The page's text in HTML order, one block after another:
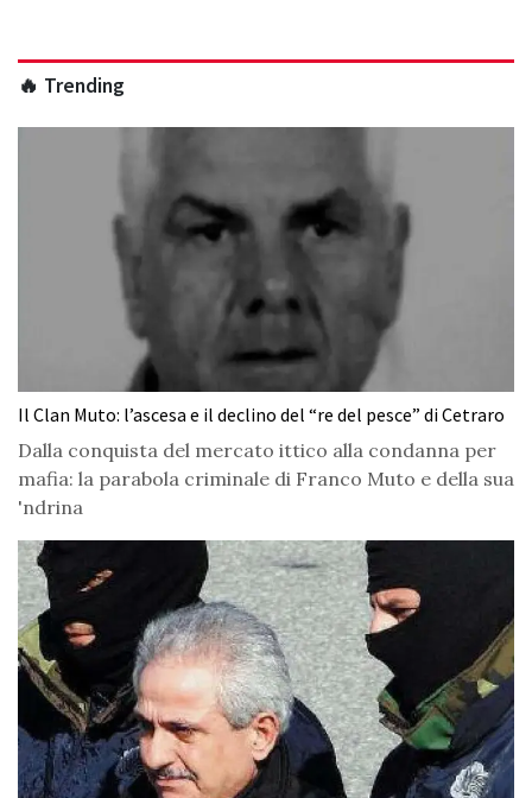
🔥 Trending
Il Clan Muto: l’ascesa e il declino del “re del pesce” di Cetraro
Dalla conquista del mercato ittico alla condanna per
mafia: la parabola criminale di Franco Muto e della sua
'ndrina